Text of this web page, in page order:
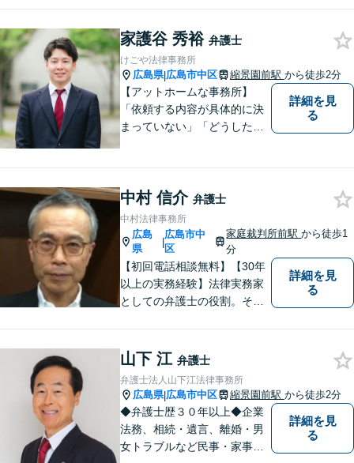
せください。丁寧にお話を伺
い、お一人おひとりに合った
解決方法を提案します。
家護谷 秀裕 弁護士
けごや法律事務所
広島県|広島市中区 縮景園前駅 から徒歩2分
【アットホームな事務所】
「依頼する内容が具体的に決
まっていない」「どうしたら
件、借金問題、消費者被害を
取り扱っております。
詳細を見
る
中村 信介 弁護士
中村法律事務所
広島
県
|
広島市中
区
家庭裁判所前駅から徒歩1
分
【初回電話相談無料】【30年
以上の実務経験】法律実務家
としての弁護士の役割。それ
トラブルをかかえた組織また
は人と一定の距離を保ちなが
ら、できるだけ納得のいく解
決を導き出さなければならな
い。
詳細を見
る
山下 江 弁護士
弁護士法人山下江法律事務所
広島県|広島市中区 縮景園前駅 から徒歩2分
◆弁護士歴３０年以上◆企業
法務、相続・遺言、離婚・男
女トラブルなど民事・家事事
詳細を見
る